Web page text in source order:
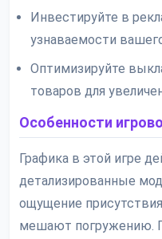
Инвестируйте в
узнаваемости
Оптимизируйте
товаров для
Особенности
Графика в этой игре
детализированные
ощущение
мешают погружению.